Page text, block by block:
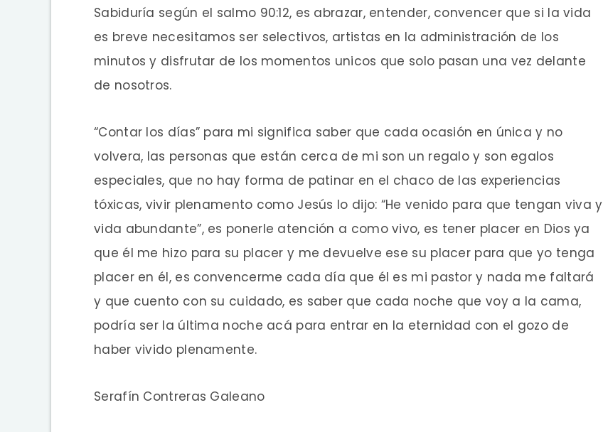
Sabiduría según el salmo 90:12, es abrazar, entender, convencer que si la vida
es breve necesitamos ser selectivos, artistas en la administración de los
minutos y disfrutar de los momentos unicos que solo pasan una vez delante
de nosotros.
“Contar los días” para mi significa saber que cada ocasión en única y no
volvera, las personas que están cerca de mi son un regalo y son egalos
especiales, que no hay forma de patinar en el chaco de las experiencias
tóxicas, vivir plenamento como Jesús lo dijo: “He venido para que tengan viva y
vida abundante”, es ponerle atención a como vivo, es tener placer en Dios ya
que él me hizo para su placer y me devuelve ese su placer para que yo tenga
placer en él, es convencerme cada día que él es mi pastor y nada me faltará
y que cuento con su cuidado, es saber que cada noche que voy a la cama,
podría ser la última noche acá para entrar en la eternidad con el gozo de
haber vivido plenamente.
Serafín Contreras Galeano